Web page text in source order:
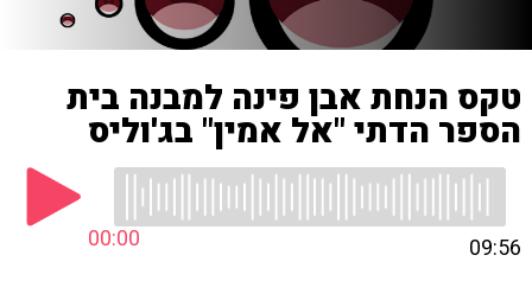
טקס הנחת אבן פינה למבנה בית
הספר הדתי "אל אמין" בג'וליס
00:00 09:56